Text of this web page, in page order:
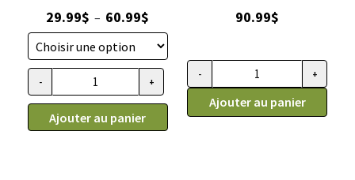
29.99$ – 60.99$
de
prix :
29.99$
à
quantité de ACANA DOG, Nourriture pour chiens adultes
- +
Ajouter au panier
90.99$
quantité de ACANA DOG,
- +
Ajouter au panier